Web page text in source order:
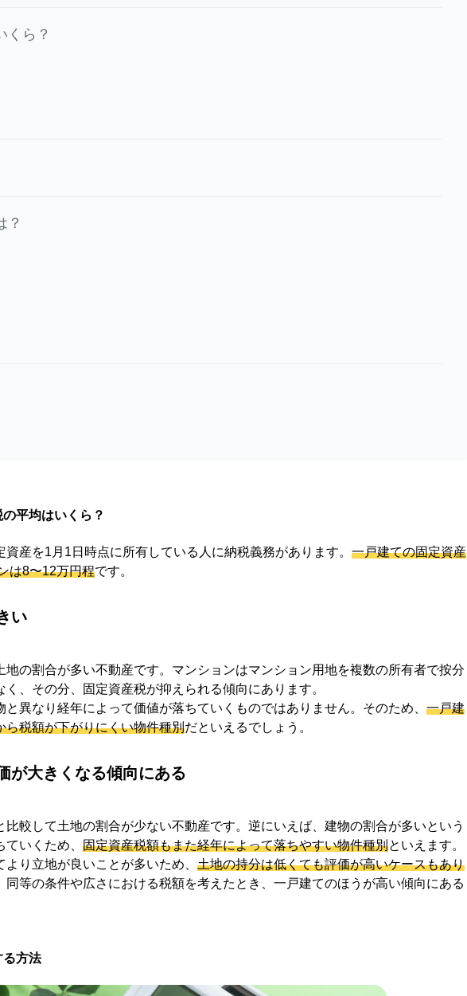
くら？
？
平均はいくら？
産を1月1日時点に所有している人に納税義務があります。 一戸建ての固定資産
は8〜12万円程です。
い
の割合が多い不動産です。マンションはマンション用地を複数の所有者で按分
、その分、固定資産税が抑えられる傾向にあります。
異なり経年によって価値が落ちていくものではありません。そのため、 一戸建
ら税額が下がりにくい物件種別だといえるでしょう。
が大きくなる傾向にある
較して土地の割合が少ない不動産です。逆にいえば、建物の割合が多いという
いくため、 固定資産税額もまた経年によって落ちやすい物件種別といえます。
り立地が良いことが多いため、 土地の持分は低くても評価が高いケースもあり
同等の条件や広さにおける税額を考えたとき、一戸建てのほうが高い傾向にある
る方法